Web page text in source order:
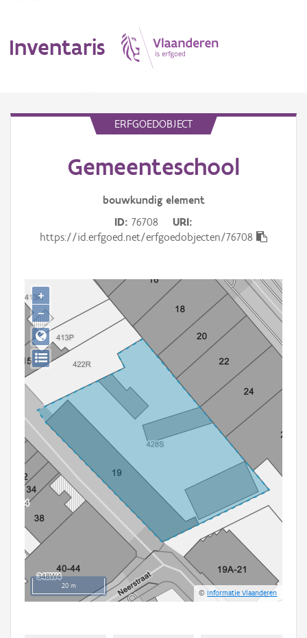
Inventaris
Gebeurtenis
Persoon of collectief
Downloads
Hergebruik
Aanmelden
ERFGOEDOBJECT
Gemeenteschool
bouwkundig element
ID 76708
URI
https://id.erfgoed.net/erfgoedobjecten/76708
20 m
©Informatie Vlaanderen
+
−